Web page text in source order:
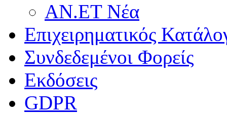
ΑΝ.ΕΤ Νέα
Επιχειρηματικός
Συνδεδεμένοι Φορείς
Εκδόσεις
GDPR